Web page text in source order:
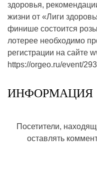
здоровья,
жизни от «Лиги
финише состоится
лотерее необходимо
регистрации на сайте
https://orgeo.ru/event/
ИНФОРМАЦИЯ
Посетители,
оставлять